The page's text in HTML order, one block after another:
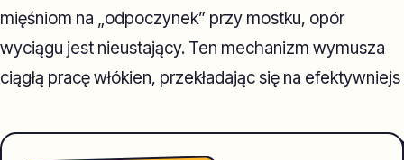
mięśniom na „odpoczynek” przy mostku, opór
wyciągu jest nieustający. Ten mechanizm wymusza
ciągłą pracę włókien, przekładając się na efektywniejs